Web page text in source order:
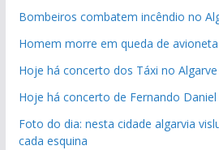
Bombeiros combatem incêndio no
Homem morre em queda de
Hoje há concerto dos Táxi no Algarve
Hoje há concerto de Fernando
Foto do dia: nesta cidade algarvia
cada esquina